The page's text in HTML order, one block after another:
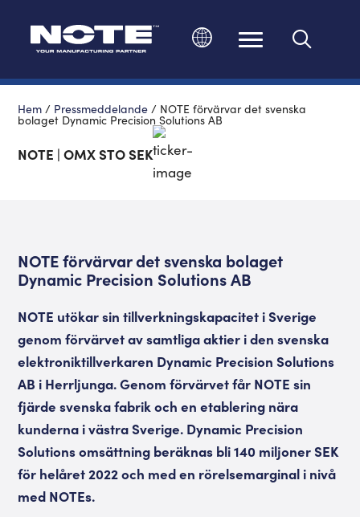
Hem / Pressmeddelande / NOTE förvärvar det svenska
bolaget Dynamic Precision Solutions AB
NOTE | OMX STO SEK
NOTE förvärvar det svenska bolaget
Dynamic Precision Solutions AB
NOTE utökar sin tillverkningskapacitet i Sverige
genom förvärvet av samtliga aktier i den svenska
elektroniktillverkaren Dynamic Precision Solutions
AB i Herrljunga. Genom förvärvet får NOTE sin
fjärde svenska fabrik och en etablering nära
kunderna i västra Sverige. Dynamic Precision
Solutions omsättning beräknas bli 140 miljoner SEK
för helåret 2022 och med en rörelsemarginal i nivå
med NOTEs.